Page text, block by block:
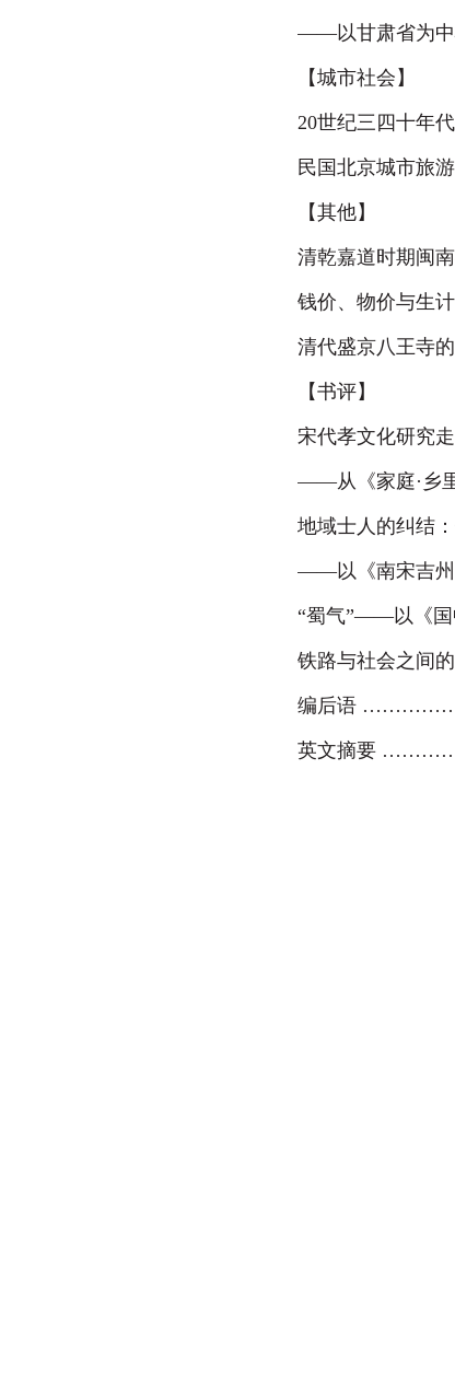
——以甘肃省为
【城市社会】
20世纪三四十
民国北京城市旅
【其他】
清乾嘉道时期闽
钱价、物价与生
清代盛京八王寺
【书评】
宋代孝文化研究
——从《家庭·乡
地域士人的纠结
——以《南宋吉
“蜀气”——以《国
铁路与社会之间
编后语
英文摘要